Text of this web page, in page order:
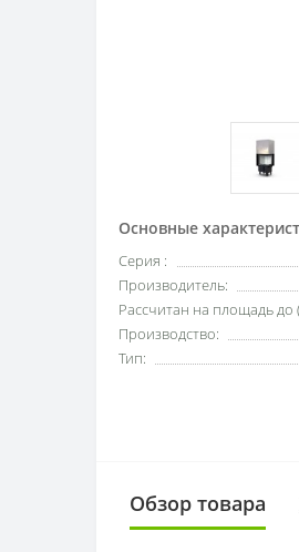
Основные
Серия :
Производитель:
Рассчитан на площадь до
Производство:
Тип:
Обзор товара